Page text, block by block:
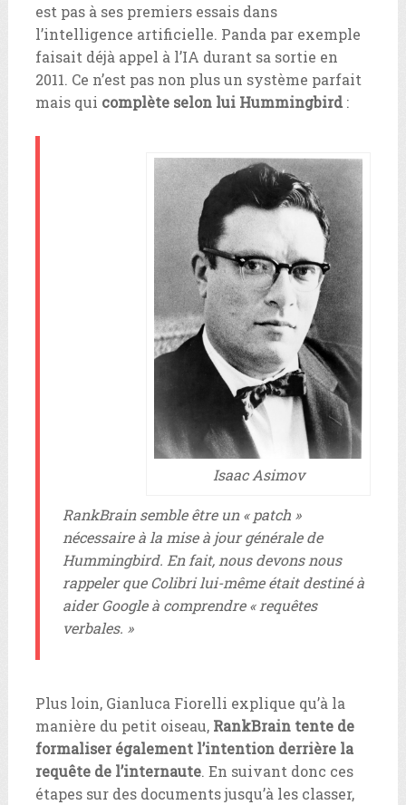
est pas à ses premiers essais dans
l’intelligence artificielle. Panda par exemple
faisait déjà appel à l’IA durant sa sortie en
2011. Ce n’est pas non plus un système parfait
mais qui complète selon lui Hummingbird:
Isaac Asimov
RankBrain semble être un « patch »
nécessaire à la mise à jour générale de
Hummingbird. En fait, nous devons nous
rappeler que Colibri lui-même était destiné à
aider Google à comprendre « requêtes
verbales. »
Plus loin, Gianluca Fiorelli explique qu’à la
manière du petit oiseau, RankBrain tente de
formaliser également l’intention derrière la
requête de l’internaute. En suivant donc ces
étapes sur des documents jusqu’à les classer,